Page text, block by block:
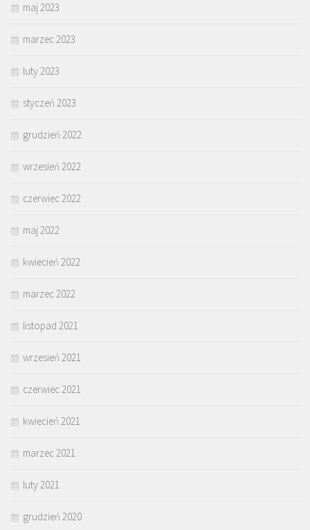
maj 2023
marzec 2023
luty 2023
styczeń 2023
grudzień 2022
wrzesień 2022
czerwiec 2022
maj 2022
kwiecień 2022
marzec 2022
listopad 2021
wrzesień 2021
czerwiec 2021
kwiecień 2021
marzec 2021
luty 2021
grudzień 2020